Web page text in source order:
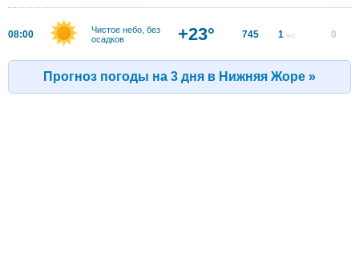
08:00
Чистое небо, без
осадков
+23° 745 1 м/с 0
Прогноз погоды на 3 дня в Нижняя Жоре »